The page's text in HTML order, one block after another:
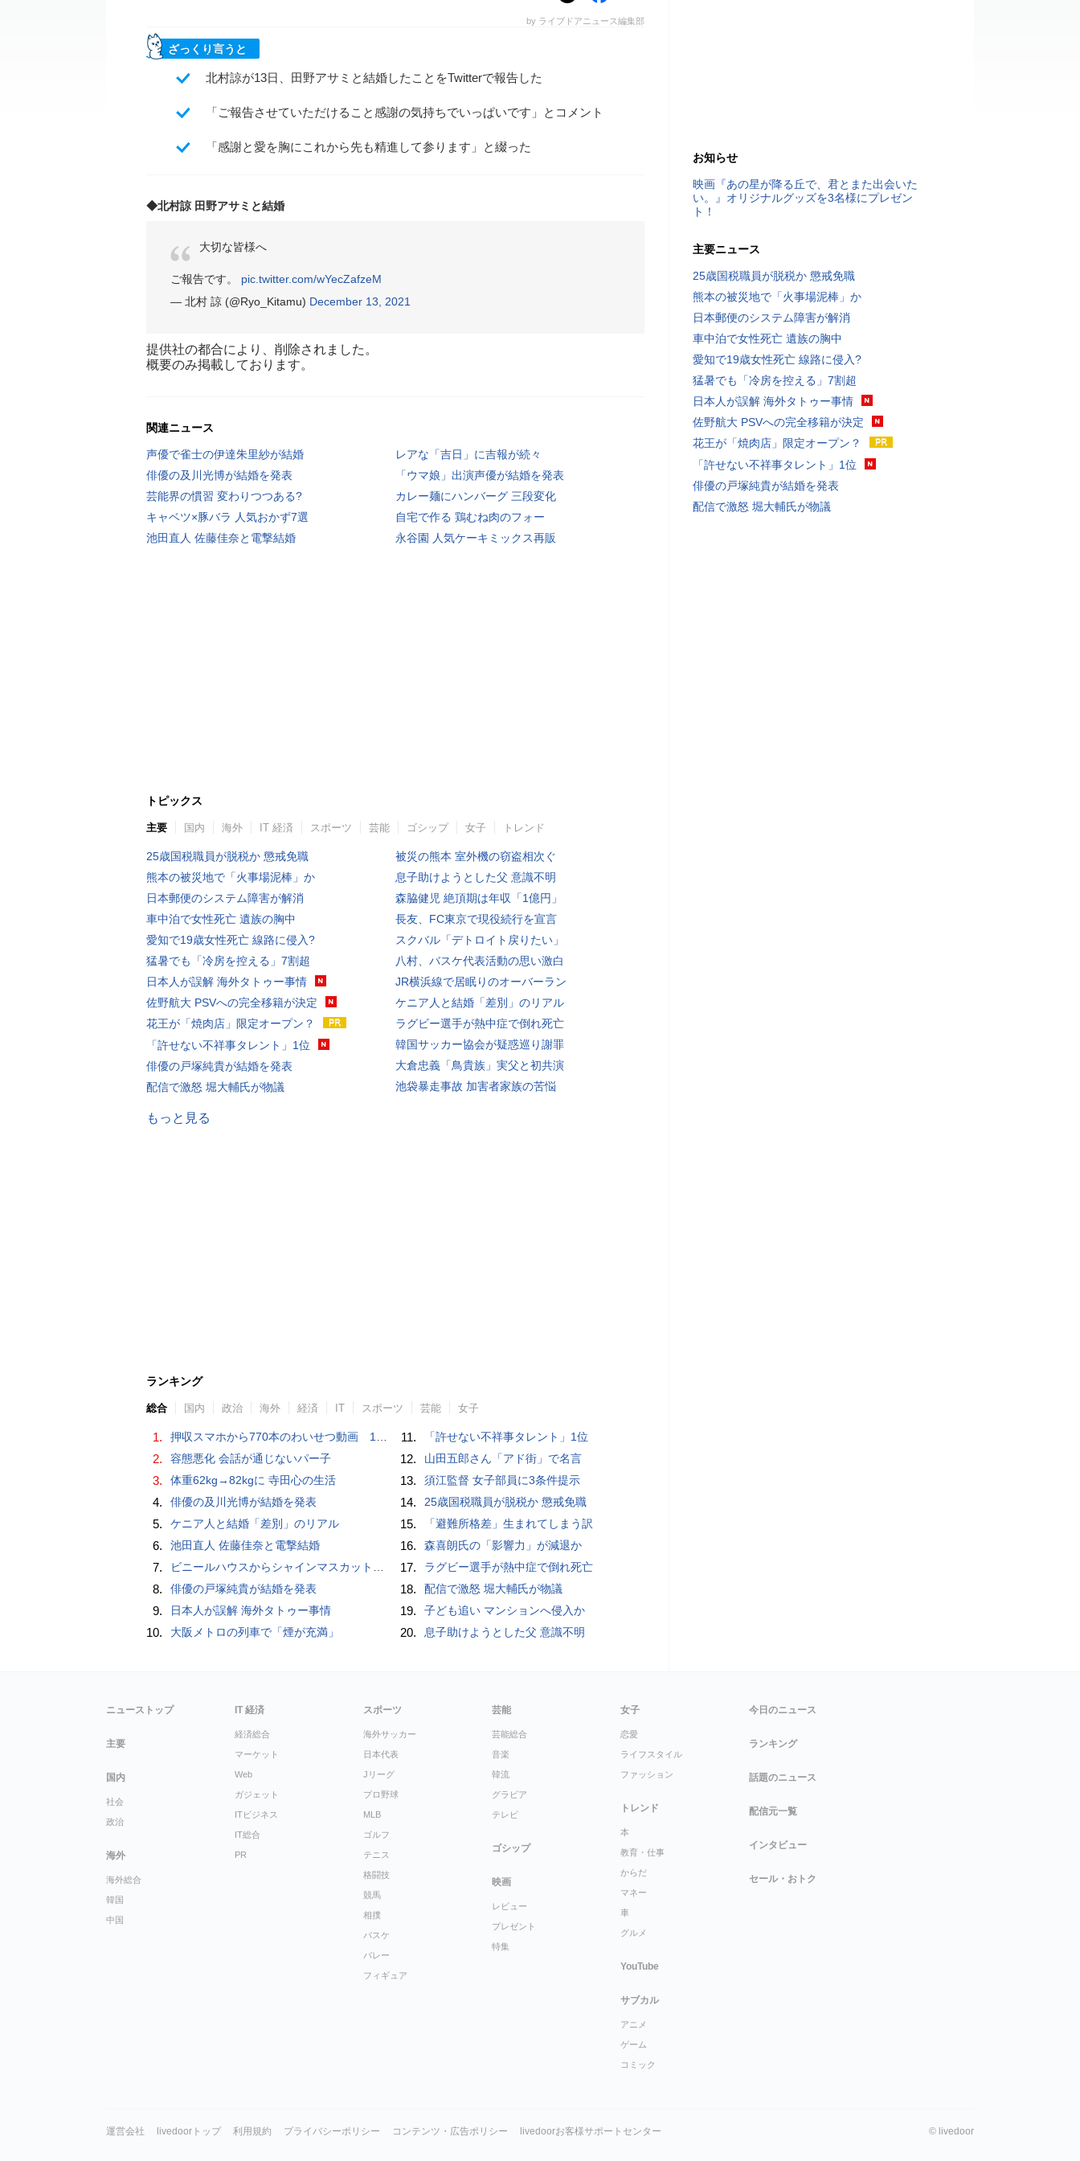
by ライブドアニュース編集部
ざっくり言うと
北村諒が13日、田野アサミと結婚したことをTwitterで報告した
「ご報告させていただけること感謝の気持ちでいっぱいです」とコメント
「感謝と愛を胸にこれから先も精進して参ります」と綴った
◆北村諒 田野アサミと結婚
大切な皆様へ
ご報告です。 pic.twitter.com/wYecZafzeM
— 北村 諒 (@Ryo_Kitamu) December 13, 2021
提供社の都合により、削除されました。
概要のみ掲載しております。
関連ニュース
声優で雀士の伊達朱里紗が結婚
レアな「吉日」に吉報が続々
俳優の及川光博が結婚を発表
「ウマ娘」出演声優が結婚を発表
芸能界の慣習 変わりつつある?
カレー麺にハンバーグ 三段変化
キャベツ×豚バラ 人気おかず7選
自宅で作る 鶏むね肉のフォー
池田直人 佐藤佳奈と電撃結婚
永谷園 人気ケーキミックス再販
トピックス
主要 国内 海外 IT 経済 スポーツ 芸能 ゴシップ 女子 トレンド
25歳国税職員が脱税か 懲戒免職
熊本の被災地で「火事場泥棒」か
日本郵便のシステム障害が解消
車中泊で女性死亡 遺族の胸中
愛知で19歳女性死亡 線路に侵入?
猛暑でも「冷房を控える」7割超
日本人が誤解 海外タトゥー事情
佐野航大 PSVへの完全移籍が決定
花王が「焼肉店」限定オープン？
「許せない不祥事タレント」1位
俳優の戸塚純貴が結婚を発表
配信で激怒 堀大輔氏が物議
被災の熊本 室外機の窃盗相次ぐ
息子助けようとした父 意識不明
森脇健児 絶頂期は年収「1億円」
長友、FC東京で現役続行を宣言
スクバル「デトロイト戻りたい」
八村、バスケ代表活動の思い激白
JR横浜線で居眠りのオーバーラン
ケニア人と結婚「差別」のリアル
ラグビー選手が熱中症で倒れ死亡
韓国サッカー協会が疑惑巡り謝罪
大倉忠義「鳥貴族」実父と初共演
池袋暴走事故 加害者家族の苦悩
もっと見る
ランキング
総合 国内 政治 海外 経済 IT スポーツ 芸能 女子
1. 押収スマホから770本のわいせつ動画 15歳少女に酒と薬飲ませ性的暴行か 54歳男を再逮捕 「薬もありますよ」とSNSで誘い出し
2. 容態悪化 会話が通じないパー子
3. 体重62kg→82kgに 寺田心の生活
4. 俳優の及川光博が結婚を発表
5. ケニア人と結婚「差別」のリアル
6. 池田直人 佐藤佳奈と電撃結婚
7. ビニールハウスからシャインマスカット約200房を盗んだ疑い ネットで販売か 無職の男（42）逮捕 岡山県警
8. 俳優の戸塚純貴が結婚を発表
9. 日本人が誤解 海外タトゥー事情
10. 大阪メトロの列車で「煙が充満」
11. 「許せない不祥事タレント」1位
12. 山田五郎さん「アド街」で名言
13. 須江監督 女子部員に3条件提示
14. 25歳国税職員が脱税か 懲戒免職
15. 「避難所格差」生まれてしまう訳
16. 森喜朗氏の「影響力」が減退か
17. ラグビー選手が熱中症で倒れ死亡
18. 配信で激怒 堀大輔氏が物議
19. 子ども追い マンションへ侵入か
20. 息子助けようとした父 意識不明
お知らせ
映画『あの星が降る丘で、君とまた出会いた
い。』オリジナルグッズを3名様にプレゼン
ト！
主要ニュース
25歳国税職員が脱税か 懲戒免職
熊本の被災地で「火事場泥棒」か
日本郵便のシステム障害が解消
車中泊で女性死亡 遺族の胸中
愛知で19歳女性死亡 線路に侵入?
猛暑でも「冷房を控える」7割超
日本人が誤解 海外タトゥー事情
佐野航大 PSVへの完全移籍が決定
花王が「焼肉店」限定オープン？
「許せない不祥事タレント」1位
俳優の戸塚純貴が結婚を発表
配信で激怒 堀大輔氏が物議
ニューストップ
主要
国内
社会
政治
海外
海外総合
韓国
中国
IT 経済
経済総合
マーケット
Web
ガジェット
ITビジネス
IT総合
PR
スポーツ
海外サッカー
日本代表
Jリーグ
プロ野球
MLB
ゴルフ
テニス
格闘技
競馬
相撲
バスケ
バレー
フィギュア
芸能
芸能総合
音楽
韓流
グラビア
テレビ
ゴシップ
映画
レビュー
プレゼント
特集
女子
恋愛
ライフスタイル
ファッション
トレンド
本
教育・仕事
からだ
マネー
車
グルメ
YouTube
サブカル
アニメ
ゲーム
コミック
今日のニュース
ランキング
話題のニュース
配信元一覧
インタビュー
セール・おトク
運営会社 livedoorトップ 利用規約 プライバシーポリシー コンテンツ・広告ポリシー livedoorお客様サポートセンター © livedoor